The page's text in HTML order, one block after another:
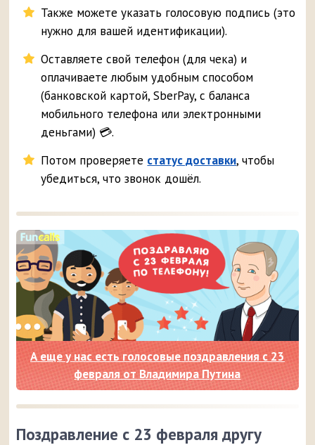
Также можете указать голосовую подпись (это
нужно для вашей идентификации).
Оставляете свой телефон (для чека) и
оплачиваете любым удобным способом
(банковской картой, SberPay, с баланса
мобильного телефона или электронными
деньгами) 💳.
Потом проверяете статус доставки, чтобы
убедиться, что звонок дошёл.
А еще у нас есть голосовые поздравления с 23
февраля от Владимира Путина
Поздравление с 23 февраля другу